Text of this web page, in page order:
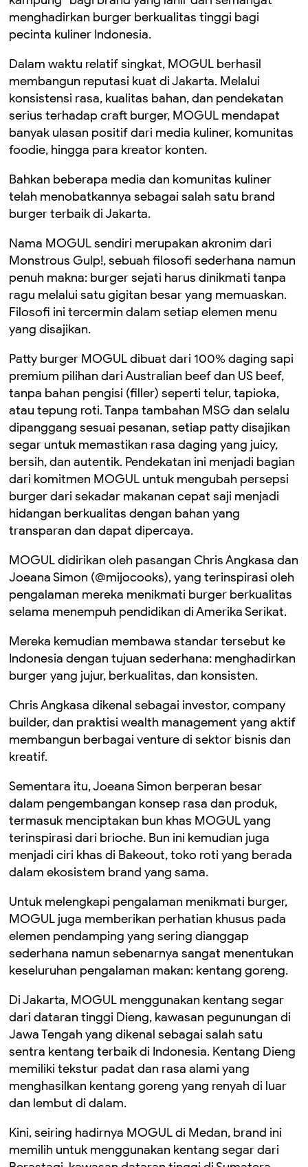
menghadirkan burger berkualitas tinggi bagi
pecinta kuliner Indonesia.
Dalam waktu relatif singkat, MOGUL berhasil
membangun reputasi kuat di Jakarta. Melalui
konsistensi rasa, kualitas bahan, dan pendekatan
serius terhadap craft burger, MOGUL mendapat
banyak ulasan positif dari media kuliner, komunitas
foodie, hingga para kreator konten.
Bahkan beberapa media dan komunitas kuliner
telah menobatkannya sebagai salah satu brand
burger terbaik di Jakarta.
Nama MOGUL sendiri merupakan akronim dari
Monstrous Gulp!, sebuah filosofi sederhana namun
penuh makna: burger sejati harus dinikmati tanpa
ragu melalui satu gigitan besar yang memuaskan.
Filosofi ini tercermin dalam setiap elemen menu
yang disajikan.
Patty burger MOGUL dibuat dari 100% daging sapi
premium pilihan dari Australian beef dan US beef,
tanpa bahan pengisi (filler) seperti telur, tapioka,
atau tepung roti. Tanpa tambahan MSG dan selalu
dipanggang sesuai pesanan, setiap patty disajikan
segar untuk memastikan rasa daging yang juicy,
bersih, dan autentik. Pendekatan ini menjadi bagian
dari komitmen MOGUL untuk mengubah persepsi
burger dari sekadar makanan cepat saji menjadi
hidangan berkualitas dengan bahan yang
transparan dan dapat dipercaya.
MOGUL didirikan oleh pasangan Chris Angkasa dan
Joeana Simon (@mijocooks), yang terinspirasi oleh
pengalaman mereka menikmati burger berkualitas
selama menempuh pendidikan di Amerika Serikat.
Mereka kemudian membawa standar tersebut ke
Indonesia dengan tujuan sederhana: menghadirkan
burger yang jujur, berkualitas, dan konsisten.
Chris Angkasa dikenal sebagai investor, company
builder, dan praktisi wealth management yang aktif
membangun berbagai venture di sektor bisnis dan
kreatif.
Sementara itu, Joeana Simon berperan besar
dalam pengembangan konsep rasa dan produk,
termasuk menciptakan bun khas MOGUL yang
terinspirasi dari brioche. Bun ini kemudian juga
menjadi ciri khas di Bakeout, toko roti yang berada
dalam ekosistem brand yang sama.
Untuk melengkapi pengalaman menikmati burger,
MOGUL juga memberikan perhatian khusus pada
elemen pendamping yang sering dianggap
sederhana namun sebenarnya sangat menentukan
keseluruhan pengalaman makan: kentang goreng.
Di Jakarta, MOGUL menggunakan kentang segar
dari dataran tinggi Dieng, kawasan pegunungan di
Jawa Tengah yang dikenal sebagai salah satu
sentra kentang terbaik di Indonesia. Kentang Dieng
memiliki tekstur padat dan rasa alami yang
menghasilkan kentang goreng yang renyah di luar
dan lembut di dalam.
Kini, seiring hadirnya MOGUL di Medan, brand ini
memilih untuk menggunakan kentang segar dari